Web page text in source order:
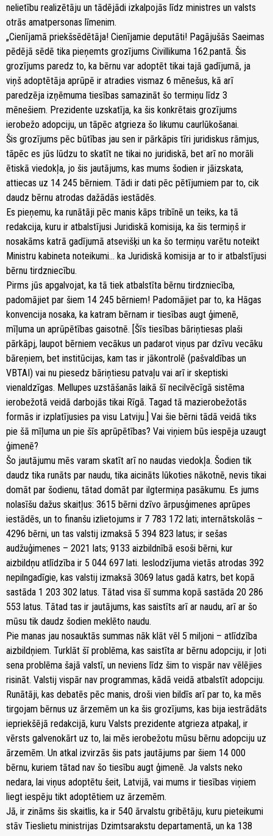
nelietību realizētāju un tādējādi izkalpojās līdz ministres un valsts
otrās amatpersonas līmenim.
„Cienījamā priekšsēdētāja! Cienījamie deputāti! Pagājušās Saeimas
pēdējā sēdē tika pieņemts grozījums Civillikuma 162.pantā. Šis
grozījums paredz to, ka bērnu var adoptēt tikai tajā gadījumā, ja
viņš adoptētāja aprūpē ir atradies vismaz 6 mēnešus, kā arī
paredzēja izņēmuma tiesības samazināt šo termiņu līdz 3
mēnešiem. Prezidente uzskatīja, ka šis konkrētais grozījums
ierobežo adopciju, un tāpēc atgrieza šo likumu caurlūkošanai.
Šis grozījums pēc būtības jau sen ir pārkāpis tīri juridiskus rāmjus,
tāpēc es jūs lūdzu to skatīt ne tikai no juridiskā, bet arī no morāli
ētiskā viedokļa, jo šis jautājums, kas mums šodien ir jāizskata,
attiecas uz 14 245 bērniem. Tādi ir dati pēc pētījumiem par to, cik
daudz bērnu atrodas dažādās iestādēs.
Es pieņemu, ka runātāji pēc manis kāps tribīnē un teiks, ka tā
redakcija, kuru ir atbalstījusi Juridiskā komisija, ka šis termiņš ir
nosakāms katrā gadījumā atsevišķi un ka šo termiņu varētu noteikt
Ministru kabineta noteikumi… ka Juridiskā komisija ar to ir atbalstījusi
bērnu tirdzniecību.
Pirms jūs apgalvojat, ka tā tiek atbalstīta bērnu tirdzniecība,
padomājiet par šiem 14 245 bērniem! Padomājiet par to, ka Hāgas
konvencija nosaka, ka katram bērnam ir tiesības augt ģimenē,
mīļuma un aprūpētības gaisotnē. [Šīs tiesības bāriņtiesas plaši
pārkāpj, laupot bērniem vecākus un padarot viņus par dzīvu vecāku
bāreņiem, bet institūcijas, kam tas ir jākontrolē (pašvaldības un
VBTAI) vai nu piesedz bāriņtiesu patvaļu vai arī ir skeptiski
vienaldzīgas. Mellupes uzstāšanās laikā šī necilvēcīgā sistēma
ierobežotā veidā darbojās tikai Rīgā. Tagad tā mazierobežotās
formās ir izplatījusies pa visu Latviju.] Vai šie bērni tādā veidā tiks
pie šā mīļuma un pie šīs aprūpētības? Vai viņiem būs iespēja uzaugt
ģimenē?
Šo jautājumu mēs varam skatīt arī no naudas viedokļa. Šodien tik
daudz tika runāts par naudu, tika aicināts lūkoties nākotnē, nevis tikai
domāt par šodienu, tātad domāt par ilgtermiņa pasākumu. Es jums
nolasīšu dažus skaitļus: 3615 bērni dzīvo ārpusģimenes aprūpes
iestādēs, un to finanšu izlietojums ir 7 783 172 lati; internātskolās –
4296 bērni, un tas valstij izmaksā 5 394 823 latus; ir sešas
audžuģimenes – 2021 lats; 9133 aizbildnībā esoši bērni, kur
aizbildņu atlīdzība ir 5 044 697 lati. Ieslodzījuma vietās atrodas 392
nepilngadīgie, kas valstij izmaksā 3069 latus gadā katrs, bet kopā
sastāda 1 203 302 latus. Tātad visa šī summa kopā sastāda 20 286
553 latus. Tātad tas ir jautājums, kas saistīts arī ar naudu, arī ar šo
mūsu tik daudz šodien meklēto naudu.
Pie manas jau nosauktās summas nāk klāt vēl 5 miljoni – atlīdzība
aizbildņiem. Turklāt šī problēma, kas saistīta ar bērnu adopciju, ir ļoti
sena problēma šajā valstī, un neviens līdz šim to vispār nav vēlējies
risināt. Valstij vispār nav programmas, kādā veidā atbalstīt adopciju.
Runātāji, kas debatēs pēc manis, droši vien bildīs arī par to, ka mēs
tirgojam bērnus uz ārzemēm un ka šis grozījums, kas bija iestrādāts
iepriekšējā redakcijā, kuru Valsts prezidente atgrieza atpakaļ, ir
vērsts galvenokārt uz to, lai mēs ierobežotu mūsu bērnu adopciju uz
ārzemēm. Un atkal izvirzās šis pats jautājums par šiem 14 000
bērnu, kuriem tātad nav šo tiesību augt ģimenē. Ja valsts neko
nedara, lai viņus adoptētu šeit, Latvijā, vai mums ir tiesības viņiem
liegt iespēju tikt adoptētiem uz ārzemēm.
Jā, ir zināms šis skaitlis, ka ir 540 ārvalstu gribētāju, kuru pieteikumi
stāv Tieslietu ministrijas Dzimtsarakstu departamentā, un ka 138